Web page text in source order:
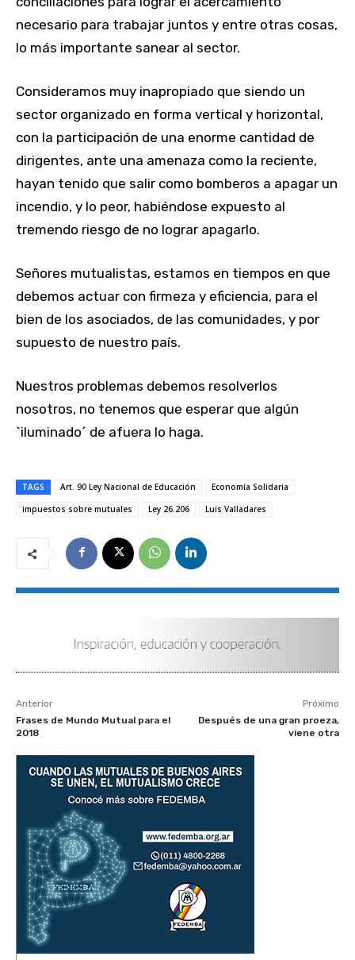
necesario para trabajar juntos y entre otras cosas,
lo más importante sanear al sector.
Consideramos muy inapropiado que siendo un
sector organizado en forma vertical y horizontal,
con la participación de una enorme cantidad de
dirigentes, ante una amenaza como la reciente,
hayan tenido que salir como bomberos a apagar un
incendio, y lo peor, habiéndose expuesto al
tremendo riesgo de no lograr apagarlo.
Señores mutualistas, estamos en tiempos en que
debemos actuar con firmeza y eficiencia, para el
bien de los asociados, de las comunidades, y por
supuesto de nuestro país.
Nuestros problemas debemos resolverlos
nosotros, no tenemos que esperar que algún
`iluminado´ de afuera lo haga.
TAGS Art. 90 Ley Nacional de Educación
Economía Solidaria
impuestos sobre mutuales
Ley 26.206 Luis Valladares
Anterior
Frases de Mundo Mutual para el
2018
Próximo
Después de una gran proeza,
viene otra